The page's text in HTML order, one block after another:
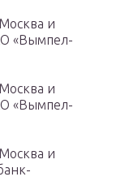
и
«Вымпел-
и
«Вымпел-
и